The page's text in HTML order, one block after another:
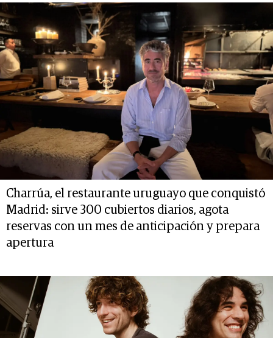
Charrúa, el restaurante uruguayo que conquistó
Madrid: sirve 300 cubiertos diarios, agota
reservas con un mes de anticipación y prepara
apertura